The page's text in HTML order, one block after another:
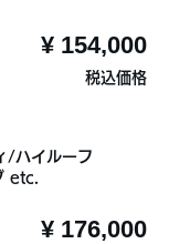
¥ 154,000
税込価格
/ハイルーフ
etc.
¥ 176,000